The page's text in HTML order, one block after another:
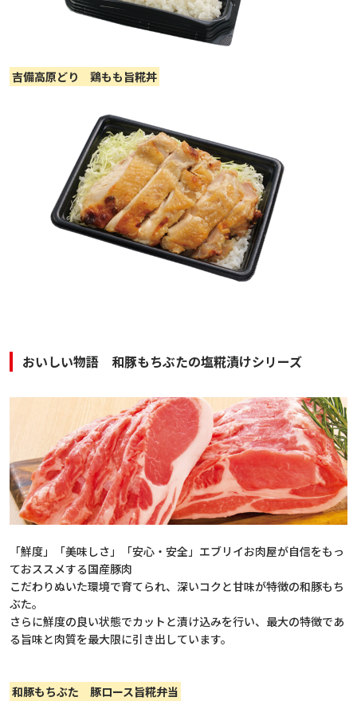
吉備高原どり 鶏もも旨糀丼
おいしい物語 和豚もちぶたの塩糀漬けシリーズ
「鮮度」「美味しさ」「安心・安全」エブリイお肉屋が自信をもっ
ておススメする国産豚肉
こだわりぬいた環境で育てられ、深いコクと甘味が特徴の和豚もち
ぶた。
さらに鮮度の良い状態でカットと漬け込みを行い、最大の特徴であ
る旨味と肉質を最大限に引き出しています。
和豚もちぶた 豚ロース旨糀弁当